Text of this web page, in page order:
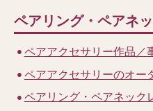
ペアリング・ペアネ
ペアアクセサリー作品／
ペアアクセサリーのオー
ペアリング・ペアネック